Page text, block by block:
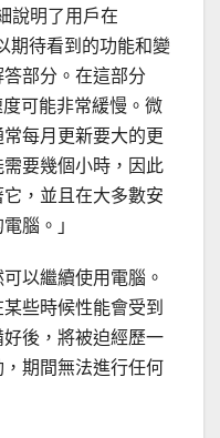
說明了用戶在
期待看到的功能和變
部分。在這部分
可能非常緩慢。微
每月更新要大的更
要幾個小時，因此
，並且在大多數安
腦。」
以繼續使用電腦。
些時候性能會受到
後，將被迫經歷一
期間無法進行任何